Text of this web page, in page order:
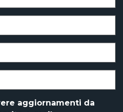
aggiornamenti da